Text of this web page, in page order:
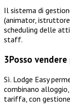
Il sistema di
(animator, istruttore
scheduling delle
staff.
3Posso
Sì. Lodge Easy
combinano
tariffa, con